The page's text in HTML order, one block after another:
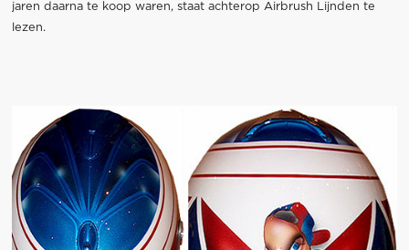
jaren daarna te koop waren, staat achterop Airbrush Lijnden te
lezen.